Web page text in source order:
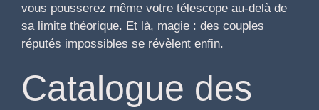
vous pousserez même votre télescope au-delà de
sa limite théorique. Et là, magie : des couples
réputés impossibles se révèlent enfin.
Catalogue des